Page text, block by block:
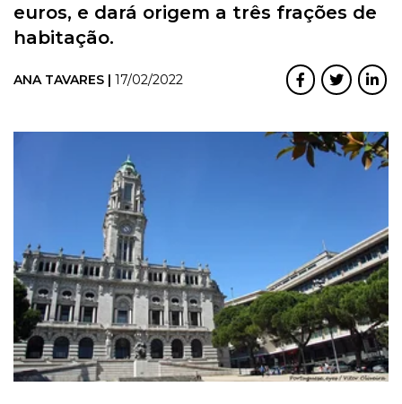
euros, e dará origem a três frações de
habitação.
ANA TAVARES | 17/02/2022